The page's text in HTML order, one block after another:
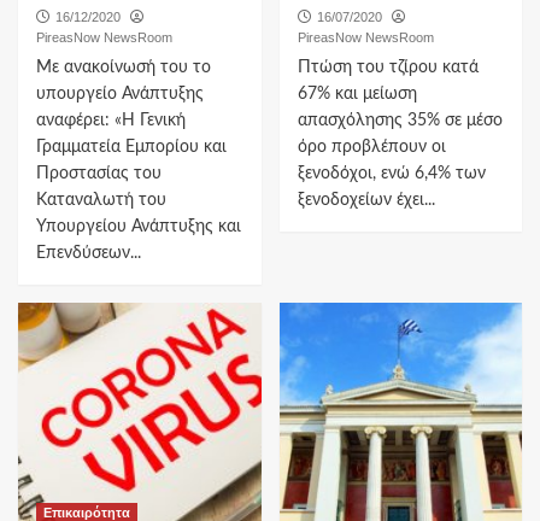
16/12/2020
PireasNow NewsRoom
Mε ανακοίνωσή του το
υπουργείο Ανάπτυξης
αναφέρει: «Η Γενική
Γραμματεία Εμπορίου και
Προστασίας του
Καταναλωτή του
Υπουργείου Ανάπτυξης και
Επενδύσεων...
16/07/2020
PireasNow NewsRoom
Πτώση του τζίρου κατά
67% και μείωση
απασχόλησης 35% σε μέσο
όρο προβλέπουν οι
ξενοδόχοι, ενώ 6,4% των
ξενοδοχείων έχει...
Επικαιρότητα